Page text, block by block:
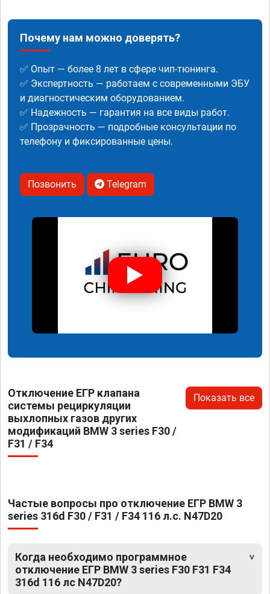
Почему нам можно доверять?
✅ Опыт — более 8 лет в сфере чип-тюнинга.
✅ Экспертность — работаем с современными ЭБУ
и диагностическим оборудованием.
✅ Надежность — гарантия на все виды работ.
✅ Прозрачность — подробные консультации по
телефону и фиксированные цены.
Позвонить Telegram
Отключение ЕГР клапана
системы рециркуляции
выхлопных газов других
модификаций BMW 3 series F30 /
F31 / F34
Показать все
Частые вопросы про отключение ЕГР BMW 3
series 316d F30 / F31 / F34 116 л.с. N47D20
Когда необходимо программное
отключение ЕГР BMW 3 series F30 F31 F34
316d 116 лс N47D20?